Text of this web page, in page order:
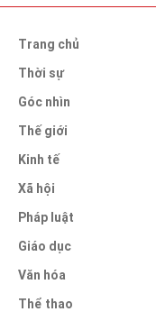
Trang chủ
Thời sự
Góc nhìn
Thế giới
Kinh tế
Xã hội
Pháp luật
Giáo dục
Văn hóa
Thể thao